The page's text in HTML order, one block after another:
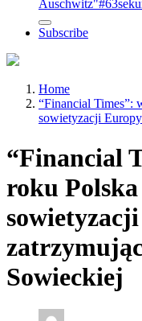
Auschwitz"
Subscribe
Home
“Financial Times”:
sowietyzacji
“Financial
roku Polska
Sowieckiej